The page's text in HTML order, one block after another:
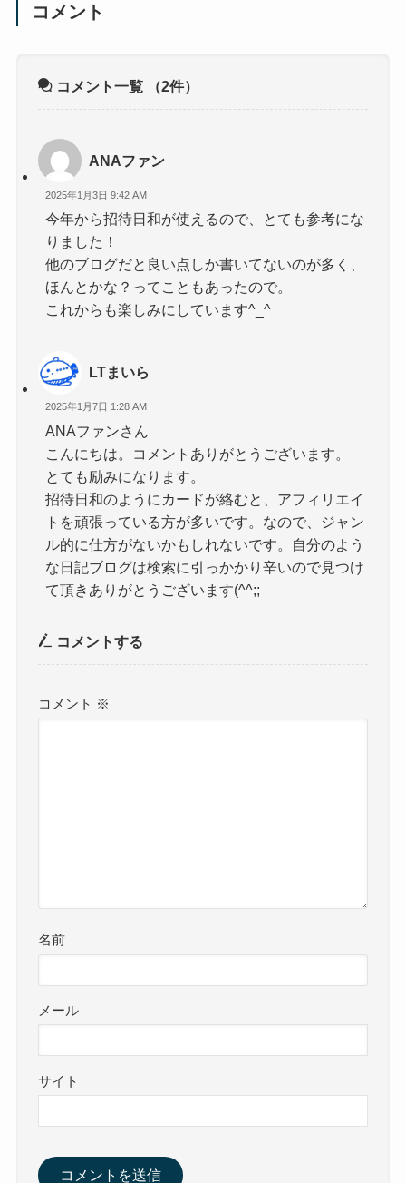
コメント
コメント一覧 （2件）
ANAファン
2025年1月3日 9:42 AM
今年から招待日和が使えるので、とても参考にな
りました！
他のブログだと良い点しか書いてないのが多く、
ほんとかな？ってこともあったので。
これからも楽しみにしています^_^
LTまいら
2025年1月7日 1:28 AM
ANAファンさん
こんにちは。コメントありがとうございます。
とても励みになります。
招待日和のようにカードが絡むと、アフィリエイ
トを頑張っている方が多いです。なので、ジャン
ル的に仕方がないかもしれないです。自分のよう
な日記ブログは検索に引っかかり辛いので見つけ
て頂きありがとうございます(^^;;
コメントする
コメント ※
名前
メール
サイト